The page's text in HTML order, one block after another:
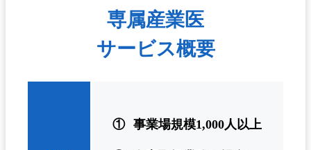
専属産業医
サービス概要
① 事業場規模1,000人以上